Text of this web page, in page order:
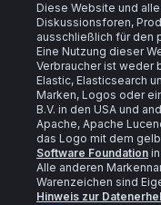
Diese Website und
Diskussionsforen,
ausschließlich für den
Eine Nutzung dieser
Verbraucher ist weder
Elastic, Elasticsearch
Marken, Logos oder
B.V. in den USA und
Apache, Apache
das Logo mit dem
Software Foundation
Alle anderen
Warenzeichen sind
Hinweis zur